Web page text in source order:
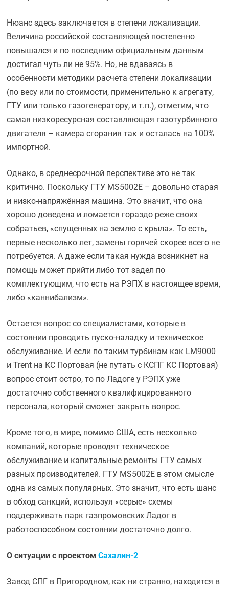
Нюанс здесь заключается в степени локализации.
Величина российской составляющей постепенно
повышался и по последним официальным данным
достигал чуть ли не 95%. Но, не вдаваясь в
особенности методики расчета степени локализации
(по весу или по стоимости, применительно к агрегату,
ГТУ или только газогенератору, и т.п.), отметим, что
самая низкоресурсная составляющая газотурбинного
двигателя – камера сгорания так и осталась на 100%
импортной.
Однако, в среднесрочной перспективе это не так
критично. Поскольку ГТУ MS5002E – довольно старая
и низко-напряжённая машина. Это значит, что она
хорошо доведена и ломается гораздо реже своих
собратьев, «спущенных на землю с крыла». То есть,
первые несколько лет, замены горячей скорее всего не
потребуется. А даже если такая нужда возникнет на
помощь может прийти либо тот задел по
комплектующим, что есть на РЭПХ в настоящее время,
либо «каннибализм».
Остается вопрос со специалистами, которые в
состоянии проводить пуско-наладку и техническое
обслуживание. И если по таким турбинам как LM9000
и Trent на КС Портовая (не путать с КСПГ КС Портовая)
вопрос стоит остро, то по Ладоге у РЭПХ уже
достаточно собственного квалифицированного
персонала, который сможет закрыть вопрос.
Кроме того, в мире, помимо США, есть несколько
компаний, которые проводят техническое
обслуживание и капитальные ремонты ГТУ самых
разных производителей. ГТУ MS5002E в этом смысле
одна из самых популярных. Это значит, что есть шанс
в обход санкций, используя «серые» схемы
поддерживать парк газпромовских Ладог в
работоспособном состоянии достаточно долго.
О ситуации с проектомСахалин-2
Завод СПГ в Пригородном, как ни странно, находится в